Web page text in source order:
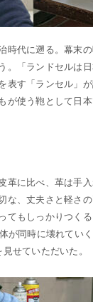
時代に遡る。幕末
。「ランドセルは
す「ランセル」
使う鞄として日
革に比べ、革は手
な、丈夫さと軽さ
もしっかりつく
が同時に壊れてい
せていただいた。